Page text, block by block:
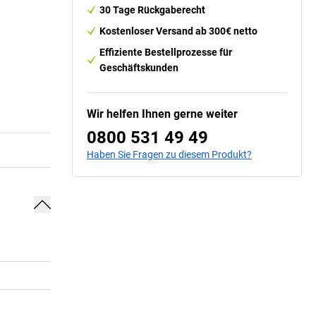
30 Tage Rückgaberecht
Kostenloser Versand ab 300€ netto
Effiziente Bestellprozesse für
Geschäftskunden
Wir helfen Ihnen gerne weiter
0800 531 49 49
Haben Sie Fragen zu diesem Produkt?